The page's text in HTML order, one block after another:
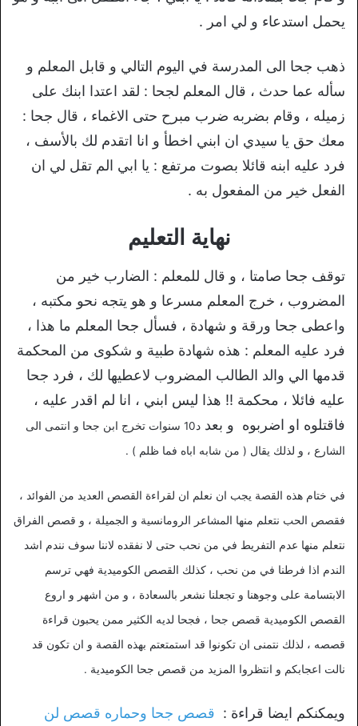
يحمل استدعاء و لي امر .
ذهب جحا الى المدرسة في اليوم التالي و قابل المعلم و
سأله عما حدث ، قال المعلم لجحا : لقد اعتدا ابنك على
زميله ، وقام بضربه ضرب مبرح حتى الاغماء ، قال جحا :
معك حق يا سيدي ان ابني اخطأ و انا اتقدم لك بالأسف ،
فرد عليه ابنه قائلا بصوت مرتفع : يا ابي الم تقل لي ان
الفعل خير من المفعول به .
نهاية التعليم
توقف جحا صامتا ، و قال للمعلم : الضارب خير من
المضروب ، خرج المعلم مسرعا و هو يتجه نحو مكتبه ،
واعطى جحا ورقة و شهادة ، فسأل جحا المعلم ما هذا ،
فرد عليه المعلم : هذه شهادة طبية و شكوى من المحكمة
قدمها الي والد الطالب المضروب لاعطيها لك ، فرد جحا
عليه فائلا ، محكمة !! هذا ليس ابني ، انا لم اقدر عليه ،
فاقتلوه او اضربوه و بعد د
10 سنوات تخرج ابن جحا و انتمى الى
الشارع ، و لذلك يقال ( من شابه اباه فما ظلم ) .
في ختام هذه القصة يجب ان نعلم ان لقراءة القصص العديد من الفوائد ،
فقصص الحب نتعلم منها المشاعر الرومانسية و الجميلة ، و قصص الفراق
نتعلم منها عدم التفريط في من نحب حتى لا نفقده لاننا سوف نندم اشد
الندم اذا فرطنا في من نحب ، كذلك القصص الكوميدية فهي ترسم
الابتسامة على وجوهنا و تجعلنا نشعر بالسعادة ، و من اشهر و اروع
القصص الكوميدية قصص جحا ، فجحا لديه الكثير ممن يحبون قراءة
قصصه ، لذلك نتمنى ان تكونوا قد استمتعتم بهذه القصة و ان تكون قد
نالت اعجابكم و انتظروا المزيد من قصص جحا الكوميدية .
ويمكنكم ايضا قراءة : قصص جحا وحماره قصص لن